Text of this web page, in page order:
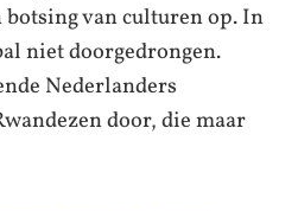
van culturen op. In
niet doorgedrongen.
Nederlanders
door, die maar